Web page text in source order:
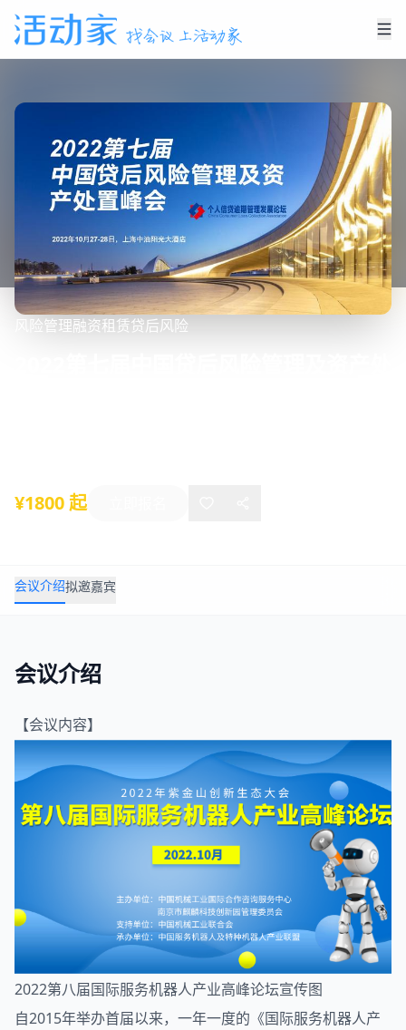
风险管理融资租赁贷后风险
¥1800 起
会议介绍拟邀嘉宾
会议介绍
【会议内容】
2022第八届国际服务机器人产业高峰论坛宣传图
自2015年举办首届以来，一年一度的《国际服务机器人产